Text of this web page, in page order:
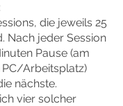
die jeweils 25
Nach jeder Session
Pause (am
Arbeitsplatz)
nächste.
vier solcher